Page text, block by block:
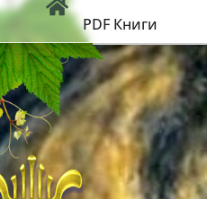
PDF Книги